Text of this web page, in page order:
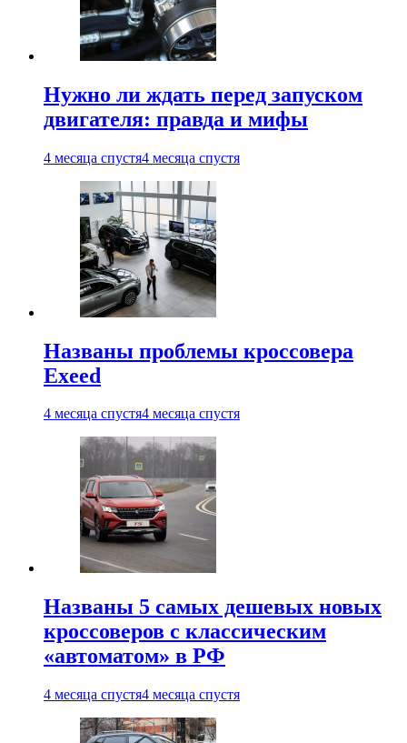
Нужно ли ждать перед запуском
двигателя: правда и мифы
4 месяца спустя4 месяца спустя
Названы проблемы кроссовера
Exeed
4 месяца спустя4 месяца спустя
Названы 5 самых дешевых новых
кроссоверов с классическим
«автоматом» в РФ
4 месяца спустя4 месяца спустя